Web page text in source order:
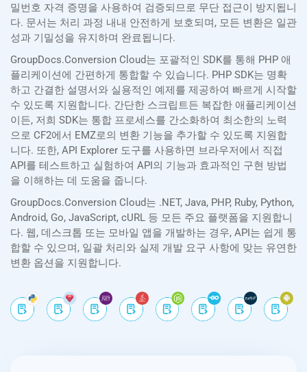
밀번호 자격 증명을 사용하여 검증되므로 무단 접근이 방지됩니
다. 문서는 처리 과정 내내 안전하게 보호되며, 모든 변환은 일관
성과 기밀성을 유지하며 완료됩니다.
GroupDocs.Conversion Cloud는 포괄적인 SDK를 통해 PHP 애
플리케이션에 간편하게 통합할 수 있습니다. PHP SDK는 명확
하고 간결한 설명서와 실용적인 예제를 제공하여 빠르게 시작할
수 있도록 지원합니다. 간단한 스크립트든 복잡한 애플리케이션
이든, 저희 SDK는 통합 프로세스를 간소화하여 최소한의 노력
으로 CF2에서 EMZ로의 변환 기능을 추가할 수 있도록 지원합
니다. 또한, API Explorer 도구를 사용하면 브라우저에서 직접
API를 테스트하고 실험하여 API의 기능과 효과적인 구현 방법
을 이해하는 데 도움을 줍니다.
GroupDocs.Conversion Cloud는 .NET, Java, PHP, Ruby, Python,
Android, Go, JavaScript, cURL 등 모든 주요 플랫폼을 지원합니
다. 웹, 데스크톱 또는 모바일 앱을 개발하는 경우, API는 쉽게 통
합할 수 있으며, 일괄 처리와 실제 개발 요구 사항에 맞는 유연한
변환 옵션을 지원합니다.